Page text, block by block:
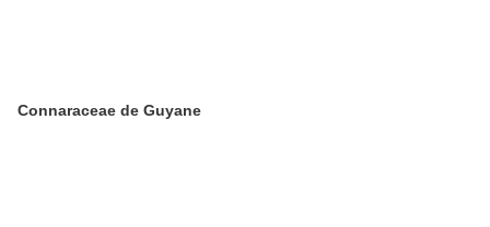
Connaraceae de Guyane